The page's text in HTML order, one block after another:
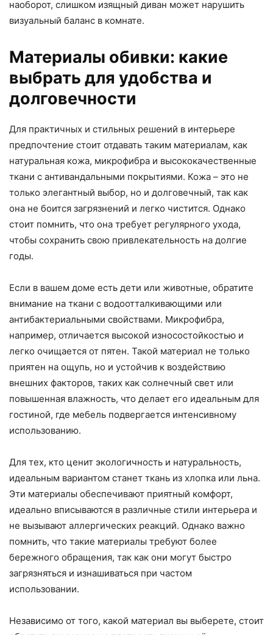
наоборот, слишком изящный диван может нарушить
визуальный баланс в комнате.
Материалы обивки: какие
выбрать для удобства и
долговечности
Для практичных и стильных решений в интерьере
предпочтение стоит отдавать таким материалам, как
натуральная кожа, микрофибра и высококачественные
ткани с антивандальными покрытиями. Кожа – это не
только элегантный выбор, но и долговечный, так как
она не боится загрязнений и легко чистится. Однако
стоит помнить, что она требует регулярного ухода,
чтобы сохранить свою привлекательность на долгие
годы.
Если в вашем доме есть дети или животные, обратите
внимание на ткани с водоотталкивающими или
антибактериальными свойствами. Микрофибра,
например, отличается высокой износостойкостью и
легко очищается от пятен. Такой материал не только
приятен на ощупь, но и устойчив к воздействию
внешних факторов, таких как солнечный свет или
повышенная влажность, что делает его идеальным для
гостиной, где мебель подвергается интенсивному
использованию.
Для тех, кто ценит экологичность и натуральность,
идеальным вариантом станет ткань из хлопка или льна.
Эти материалы обеспечивают приятный комфорт,
идеально вписываются в различные стили интерьера и
не вызывают аллергических реакций. Однако важно
помнить, что такие материалы требуют более
бережного обращения, так как они могут быстро
загрязняться и изнашиваться при частом
использовании.
Независимо от того, какой материал вы выберете, стоит